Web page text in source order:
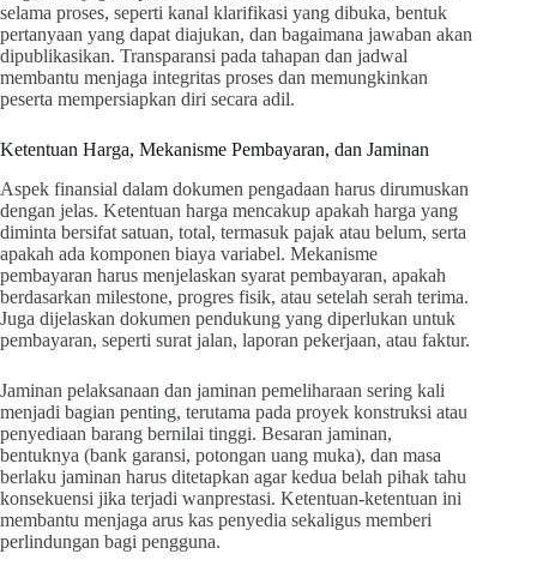
selama proses, seperti kanal klarifikasi yang dibuka, bentuk
pertanyaan yang dapat diajukan, dan bagaimana jawaban akan
dipublikasikan. Transparansi pada tahapan dan jadwal
membantu menjaga integritas proses dan memungkinkan
peserta mempersiapkan diri secara adil.
Ketentuan Harga, Mekanisme Pembayaran, dan Jaminan
Aspek finansial dalam dokumen pengadaan harus dirumuskan
dengan jelas. Ketentuan harga mencakup apakah harga yang
diminta bersifat satuan, total, termasuk pajak atau belum, serta
apakah ada komponen biaya variabel. Mekanisme
pembayaran harus menjelaskan syarat pembayaran, apakah
berdasarkan milestone, progres fisik, atau setelah serah terima.
Juga dijelaskan dokumen pendukung yang diperlukan untuk
pembayaran, seperti surat jalan, laporan pekerjaan, atau faktur.
Jaminan pelaksanaan dan jaminan pemeliharaan sering kali
menjadi bagian penting, terutama pada proyek konstruksi atau
penyediaan barang bernilai tinggi. Besaran jaminan,
bentuknya (bank garansi, potongan uang muka), dan masa
berlaku jaminan harus ditetapkan agar kedua belah pihak tahu
konsekuensi jika terjadi wanprestasi. Ketentuan-ketentuan ini
membantu menjaga arus kas penyedia sekaligus memberi
perlindungan bagi pengguna.